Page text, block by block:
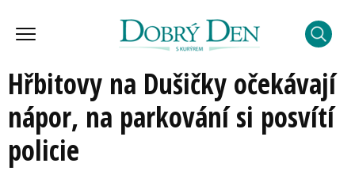
Hřbitovy na Dušičky očekávají
nápor, na parkování si posvítí
policie